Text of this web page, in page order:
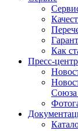
Как
Пресс-центр
Союза